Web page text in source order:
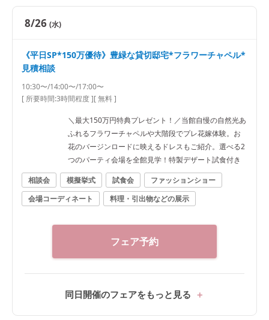
8/26 (水)
《平日SP*150万優待》豊緑な貸切邸宅*フラワーチャペル*
見積相談
10:30〜/14:00〜/17:00〜
[ 所要時間:3時間程度][ 無料 ]
＼最大150万円特典プレゼント！／当館自慢の自然光あ
ふれるフラワーチャペルや大階段でプレ花嫁体験。お
花のバージンロードに映えるドレスもご紹介。選べる2
つのパーティ会場を全館見学！特製デザート試食付き
相談会
模擬挙式 試食会
ファッションショー
会場コーディネート
料理・引出物などの展示
フェア予約
同日開催のフェアをもっと見る